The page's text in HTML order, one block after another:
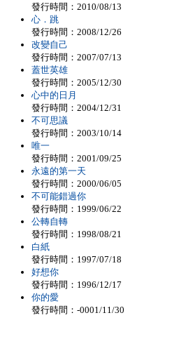
發行時間：2010/08/13
心．跳
發行時間：2008/12/26
改變自己
發行時間：2007/07/13
蓋世英雄
發行時間：2005/12/30
心中的日月
發行時間：2004/12/31
不可思議
發行時間：2003/10/14
唯一
發行時間：2001/09/25
永遠的第一天
發行時間：2000/06/05
不可能錯過你
發行時間：1999/06/22
公轉自轉
發行時間：1998/08/21
白紙
發行時間：1997/07/18
好想你
發行時間：1996/12/17
你的愛
發行時間：-0001/11/30